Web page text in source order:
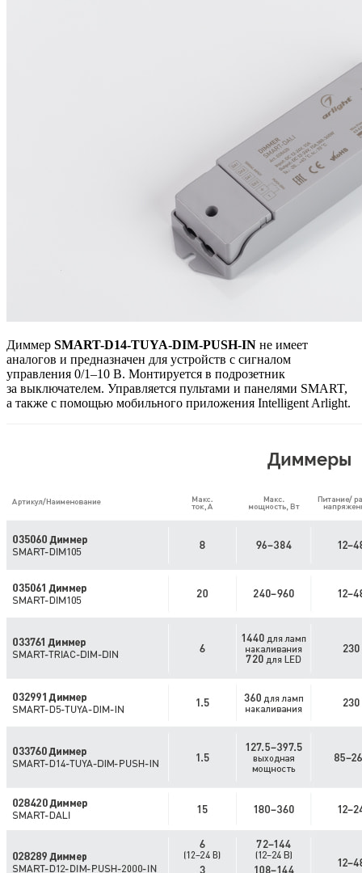
Диммер SMART-D14-TUYA-DIM-PUSH-IN не имеет
аналогов и предназначен для устройств с сигналом
управления 0/1–10 В. Монтируется в подрозетник
за выключателем. Управляется пультами и панелями SMART,
а также с помощью мобильного приложения Intelligent Arlight.